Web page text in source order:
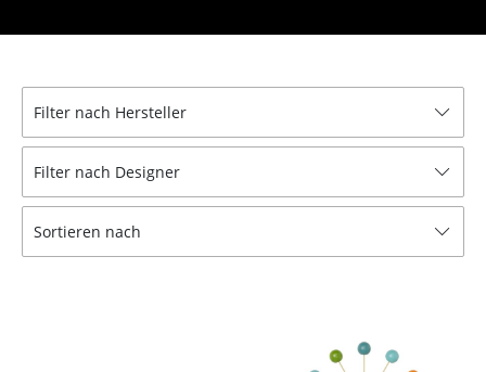
Barhocker
Hocker
Bänke & Liegen
Sitzsäcke
Filter nach Hersteller
Filter nach Designer
Sortieren nach